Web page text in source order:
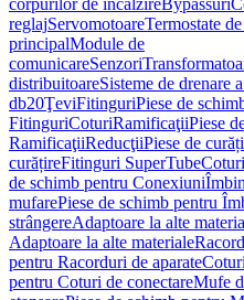
corpurilor de încălzireBypassuri
reglajServomotoareTermostate
principalModule de
comunicareSenzori
distribuitoareSisteme de drenare
db20ŢeviFitinguriPiese de
FitinguriCoturiRamificaţiiPiese
RamificaţiiReducţiiPiese de
curățireFitinguri SuperTubeCoturi
de schimb pentru Conexiuni
mufarePiese de schimb pentru
strângereAdaptoare la alte
Adaptoare la alte materiale
pentru Racorduri de aparate
pentru Coturi de conectareMufe